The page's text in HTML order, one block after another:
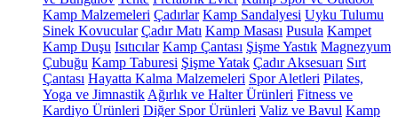
Kamp Malzemeleri Çadırlar Kamp Sandalyesi Uyku Tulumu
Sinek Kovucular Çadır Matı Kamp Masası Pusula Kampet
Kamp Duşu Isıtıcılar Kamp Çantası Şişme Yastık Magnezyum
Çubuğu Kamp Taburesi Şişme Yatak Çadır Aksesuarı Sırt
Çantası Hayatta Kalma Malzemeleri Spor Aletleri Pilates,
Yoga ve Jimnastik Ağırlık ve Halter Ürünleri Fitness ve
Kardiyo Ürünleri Diğer Spor Ürünleri Valiz ve Bavul Kamp